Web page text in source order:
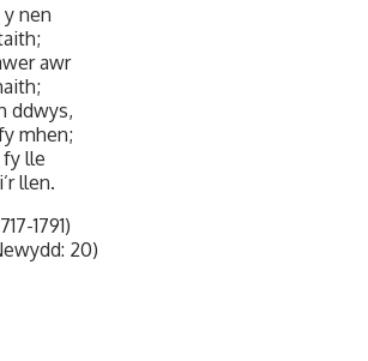
y nen
awr
ddwys,
mhen;
fy lle
llen.
1791)
20)